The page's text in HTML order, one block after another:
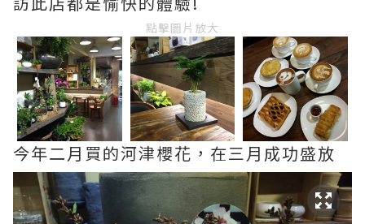
點擊圖片放大
今年二月買的河津櫻花，在三月成功盛放